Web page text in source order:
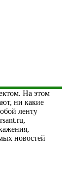
На этом
ни какие
ленту
новостей